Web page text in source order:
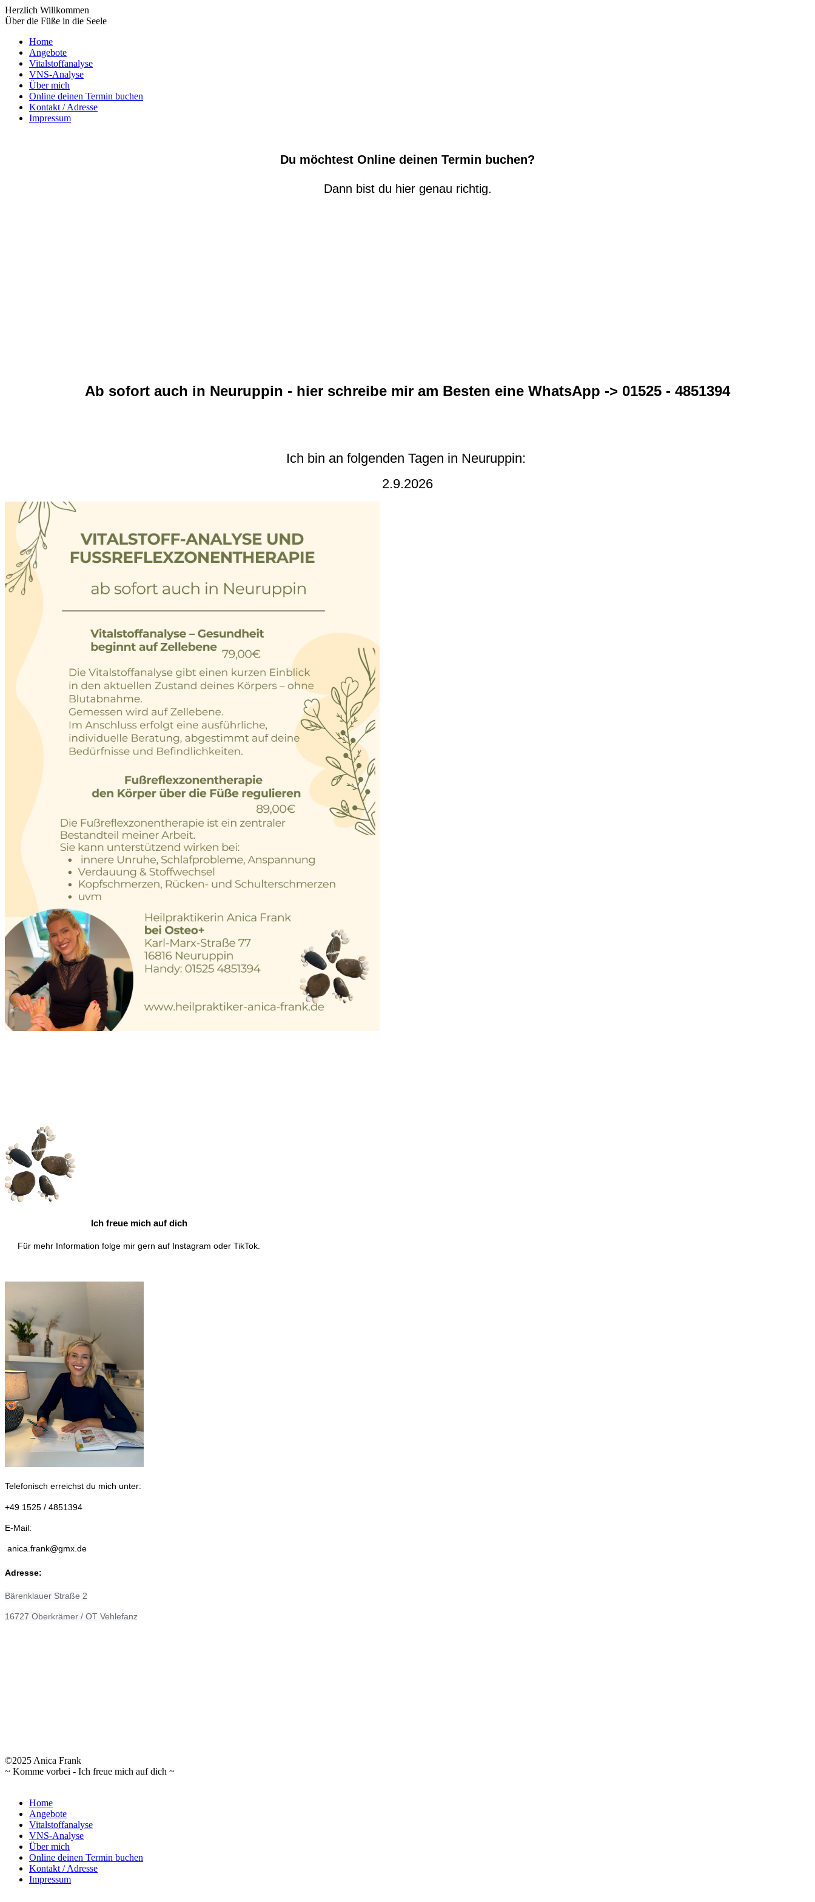
Herzlich Willkommen
Über die Füße in die Seele
Home
Angebote
Vitalstoffanalyse
VNS-Analyse
Über mich
Online deinen Termin buchen
Kontakt / Adresse
Impressum
Du möchtest Online deinen Termin buchen?
Dann bist du hier genau richtig.
Ab sofort auch in Neuruppin - hier schreibe mir am Besten eine WhatsApp -> 01525 - 4851394
Ich bin an folgenden Tagen in Neuruppin:
2.9.2026
Ich freue mich auf dich
Für mehr Information folge mir gern auf Instagram oder TikTok.
Telefonisch erreichst du mich unter:
+49 1525 / 4851394
E-Mail:
anica.frank@gmx.de
Adresse:
Bärenklauer Straße 2
16727 Oberkrämer / OT Vehlefanz
©2025 Anica Frank
~ Komme vorbei - Ich freue mich auf dich ~
Home
Angebote
Vitalstoffanalyse
VNS-Analyse
Über mich
Online deinen Termin buchen
Kontakt / Adresse
Impressum